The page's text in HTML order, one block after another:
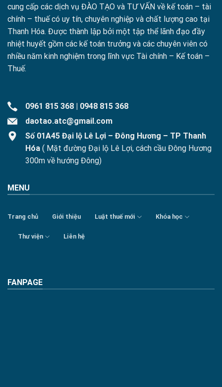
cung cấp các dịch vụ ĐÀO TẠO và TƯ VẤN về kế toán – tài
chính – thuế có uy tín, chuyên nghiệp và chất lượng cao tại
Thanh Hóa. Được thành lập bởi một tập thể lãnh đạo đầy
nhiệt huyết gồm các kế toán trưởng và các chuyên viên có
nhiều năm kinh nghiệm trong lĩnh vực Tài chính – Kế toán –
Thuế.
0961 815 368 | 0948 815 368
daotao.atc@gmail.com
Số 01A45 Đại lộ Lê Lợi – Đông Hương – TP Thanh
Hóa ( Mặt đường Đại lộ Lê Lợi, cách cầu Đông Hương
300m về hướng Đông)
MENU
Trang chủ Giới thiệu Luật thuế mới Khóa học
Thư viện Liên hệ
FANPAGE